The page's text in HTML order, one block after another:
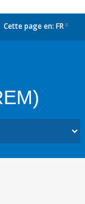
Cette page en: FR